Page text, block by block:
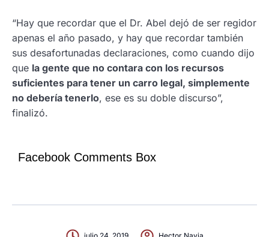
“Hay que recordar que el Dr. Abel dejó de ser regidor
apenas el año pasado, y hay que recordar también
sus desafortunadas declaraciones, como cuando dijo
que la gente que no contara con los recursos
suficientes para tener un carro legal, simplemente
no debería tenerlo, ese es su doble discurso”,
finalizó.
Facebook Comments Box